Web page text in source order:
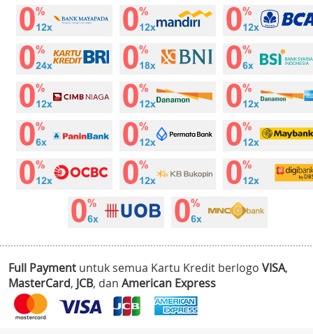
Full Payment untuk semua Kartu Kredit berlogo VISA,
MasterCard, JCB, dan American Express